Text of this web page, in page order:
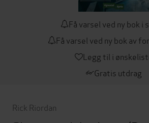
Få varsel ved ny bok i
Få varsel ved ny bok av
Legg til i
Gratis utdrag
Rick Riordan